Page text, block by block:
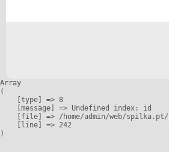
Array
(
    [type] => 8
    [message] => Undefined index: id
[file] => /home/admin/web/
    [line] => 242